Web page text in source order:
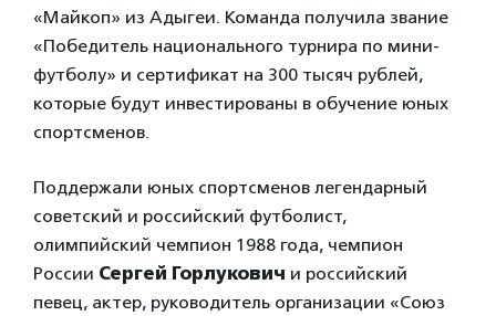
«Майкоп» из Адыгеи. Команда получила звание
«Победитель национального турнира по мини-
футболу» и сертификат на 300 тысяч рублей,
которые будут инвестированы в обучение юных
спортсменов.
Поддержали юных спортсменов легендарный
советский и российский футболист,
олимпийский чемпион 1988 года, чемпион
России Сергей Горлукович и российский
певец, актер, руководитель организации «Союз